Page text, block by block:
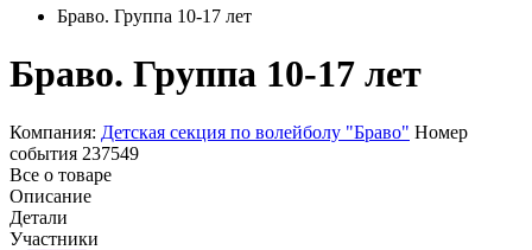
Браво. Группа 10-17 лет
Браво. Группа 10-17 лет
Компания: Детская секция по волейболу "Браво" Номер
события 237549
Все о товаре
Описание
Детали
Участники